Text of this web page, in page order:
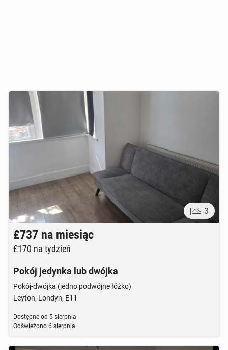
3
£737 na miesiąc
£170 na tydzień
Pokój jedynka lub dwójka
Pokój-dwójka (jedno podwójne łóżko)
Leyton, Londyn, E11
Dostępne od 5 sierpnia
Odświeżono 6 sierpnia